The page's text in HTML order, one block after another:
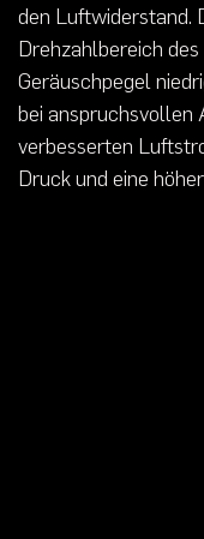
den Luftwiderstand.
Drehzahlbereich
Geräuschpegel
bei anspruchsvollen
verbesserten
Druck und eine